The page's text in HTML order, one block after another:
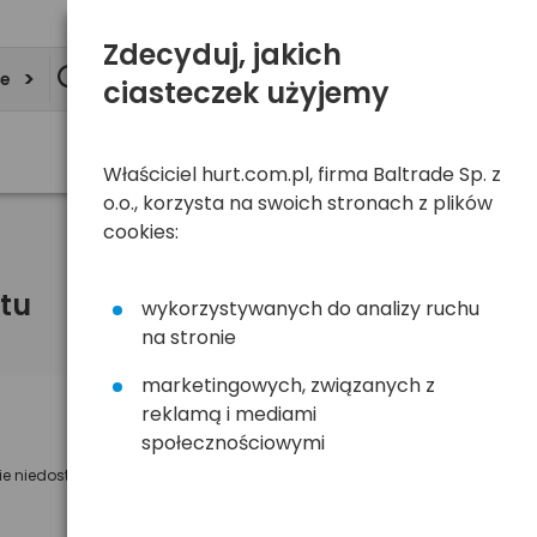
niedostępny
Powiadom mnie o dostępności
Zdecyduj, jakich
ciasteczek użyjemy
Właściciel hurt.com.pl, firma Baltrade Sp. z
o.o., korzysta na swoich stronach z plików
cookies:
wykorzystywanych do analizy ruchu
na stronie
marketingowych, związanych z
reklamą i mediami
społecznościowymi